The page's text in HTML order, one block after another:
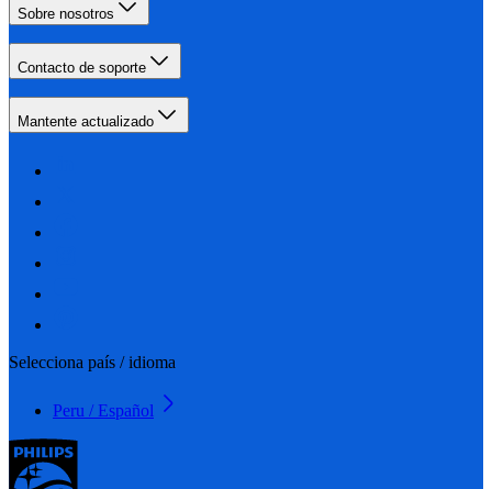
Sobre nosotros
Contacto de soporte
Mantente actualizado
Selecciona país / idioma
Peru / Español